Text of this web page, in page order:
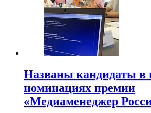
Названы кандидаты
номинациях премии
«Медиаменеджер